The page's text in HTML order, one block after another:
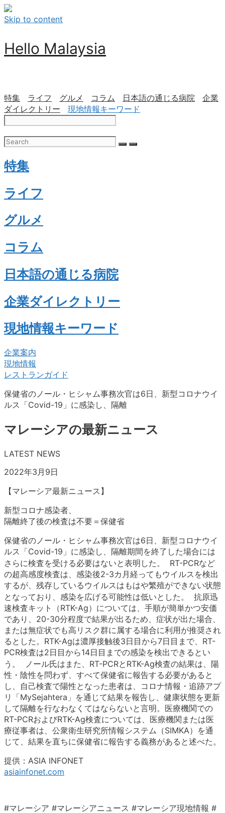
Skip to content
Hello Malaysia
特集 ライフ グルメ コラム 日本語の通じる病院
企業
ダイレクトリー
現地情報キーワード
特集
ライフ
グルメ
コラム
日本語の通じる病院
企業ダイレクトリー
現地情報キーワード
企業案内
現地情報
レストランガイド
保健省のノール・ヒシャム事務次官は6日、新型コロナウイ
ルス「Covid-19」に感染し、隔離
マレーシアの最新ニュース
LATEST NEWS
2022年3月9日
【マレーシア最新ニュース】
新型コロナ感染者、
隔離終了後の検査は不要＝保健省
保健省のノール・ヒシャム事務次官は6日、新型コロナウイ
ルス「Covid-19」に感染し、隔離期間を終了した場合には
さらに検査を受ける必要はないと表明した。 RT-PCRなど
の超高感度検査は、感染後2-3カ月経ってもウイルスを検出
するが、残存しているウイルスはもはや繁殖ができない状態
となっており、感染を広げる可能性は低いとした。 抗原迅
速検査キット（RTK-Ag）については、手順が簡単かつ安価
であり、20-30分程度で結果が出るため、症状が出た場合、
または無症状でも高リスク群に属する場合に利用が推奨され
るとした。RTK-Agは濃厚接触後3日目から7日目まで、RT-
PCR検査は2日目から14日目までの感染を検出できるとい
う。 ノール氏はまた、RT-PCRとRTK-Ag検査の結果は、陽
性・陰性を問わず、すべて保健省に報告する必要があると
し、自己検査で陽性となった患者は、コロナ情報・追跡アプ
リ「MySejahtera」を通じて結果を報告し、健康状態を更新
して隔離を行なわなくてはならないと言明。医療機関での
RT-PCRおよびRTK-Ag検査については、医療機関または医
療従事者は、公衆衛生研究所情報システム（SIMKA）を通
じて、結果を直ちに保健省に報告する義務があると述べた。
提供：ASIA INFONET
asiainfonet.com
#マレーシア #マレーシアニュース #マレーシア現地情報 #